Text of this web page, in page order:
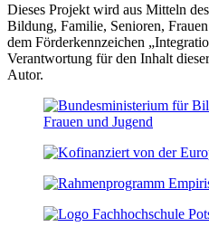
Dieses Projekt wird aus Mitteln
Bildung, Familie, Senioren,
dem Förderkennzeichen
Verantwortung für den Inhalt
Autor.